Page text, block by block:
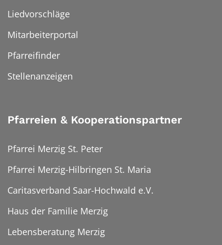
Liedvorschläge
Mitarbeiterportal
Pfarreifinder
Stellenanzeigen
Pfarreien & Kooperationspartner
Pfarrei Merzig St. Peter
Pfarrei Merzig-Hilbringen St. Maria
Caritasverband Saar-Hochwald e.V.
Haus der Familie Merzig
Lebensberatung Merzig